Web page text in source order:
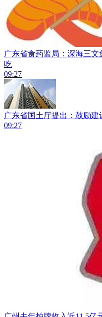
广东省食药监局：深海三
吃
09:27
广东省国土厅提出：​鼓励
09:27